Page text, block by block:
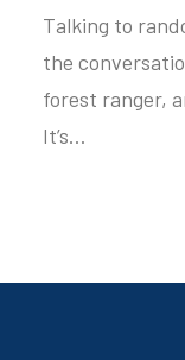
Talking to
the
forest ranger,
It’s…